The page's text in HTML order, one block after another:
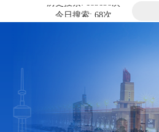
今日搜索: 68次
历史搜索: 183138次